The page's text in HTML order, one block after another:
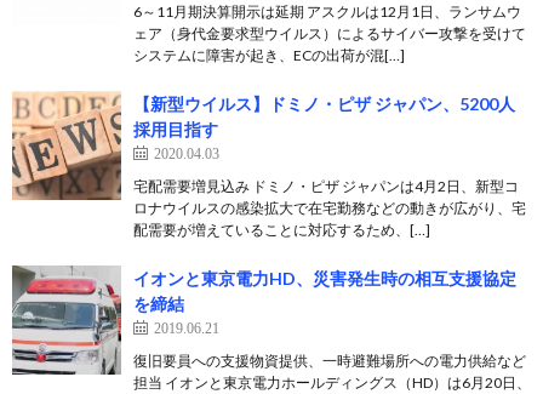
6～11月期決算開示は延期 アスクルは12月1日、ランサムウ
ェア（身代金要求型ウイルス）によるサイバー攻撃を受けて
システムに障害が起き、ECの出荷が混[…]
【新型ウイルス】ドミノ・ピザ ジャパン、5200人
採用目指す
2020.04.03
宅配需要増見込み ドミノ・ピザ ジャパンは4月2日、新型コ
ロナウイルスの感染拡大で在宅勤務などの動きが広がり、宅
配需要が増えていることに対応するため、[…]
イオンと東京電力HD、災害発生時の相互支援協定
を締結
2019.06.21
復旧要員への支援物資提供、一時避難場所への電力供給など
担当 イオンと東京電力ホールディングス（HD）は6月20日、